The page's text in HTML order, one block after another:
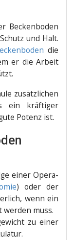
Becken­bo­den
und Halt.
die
er die Arbeit
zusätz­li­chen
ein kräf­ti­ger
Potenz ist.
einer Ope­ra­
) oder der
wenn ein
muss.
zu einer